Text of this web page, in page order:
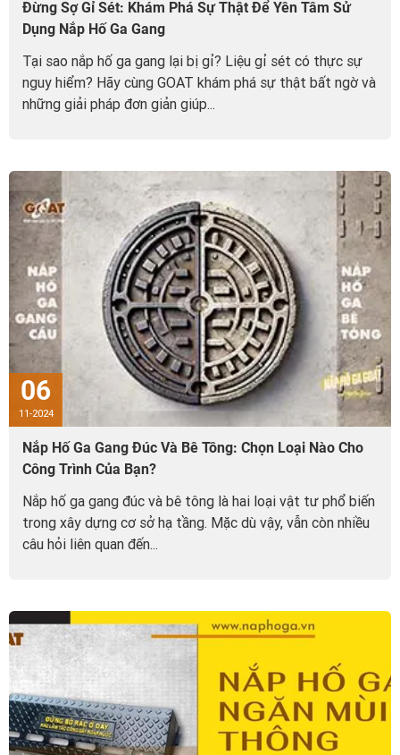
Đừng Sợ Gỉ Sét: Khám Phá Sự Thật Để Yên Tâm Sử
Dụng Nắp Hố Ga Gang
Tại sao nắp hố ga gang lại bị gỉ? Liệu gỉ sét có thực sự
nguy hiểm? Hãy cùng GOAT khám phá sự thật bất ngờ và
những giải pháp đơn giản giúp...
06
11-2024
Nắp Hố Ga Gang Đúc Và Bê Tông: Chọn Loại Nào Cho
Công Trình Của Bạn?
Nắp hố ga gang đúc và bê tông là hai loại vật tư phổ biến
trong xây dựng cơ sở hạ tầng. Mặc dù vậy, vẫn còn nhiều
câu hỏi liên quan đến...